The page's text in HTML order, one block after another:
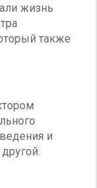
жизнь
также
и